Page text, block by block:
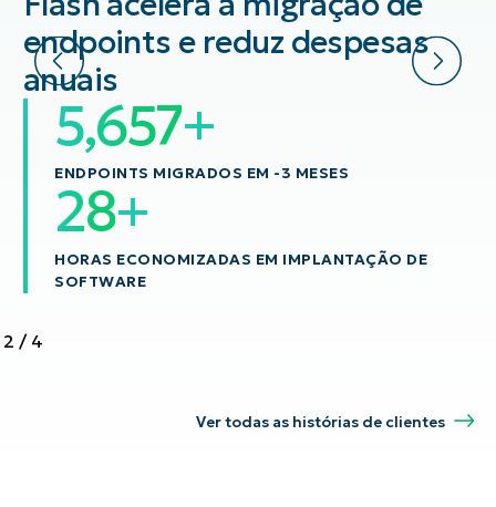
endpoints e reduz despesas
anuais
ENDPOINTS MIGRADOS EM -3 MESES
14,968
20,000+
HORAS ECONOMIZADAS EM IMPLANTAÇÃO DE
SOFTWARE
74
100
+
2 / 4
Ver todas as histórias de clientes